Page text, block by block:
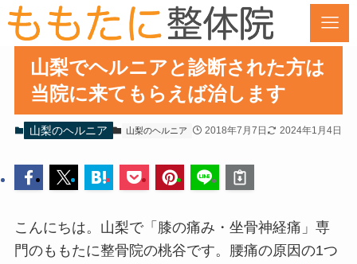
山梨でヘルニアと診断された方は
当院に来てもらえば治します
山梨のヘルニア 山梨のヘルニア 2018年7月7日 2024年1月4日
こんにちは。山梨で「膝の痛み・坐骨神経痛」専
門のももたに整骨院の桃谷です。腰痛の原因の1つ